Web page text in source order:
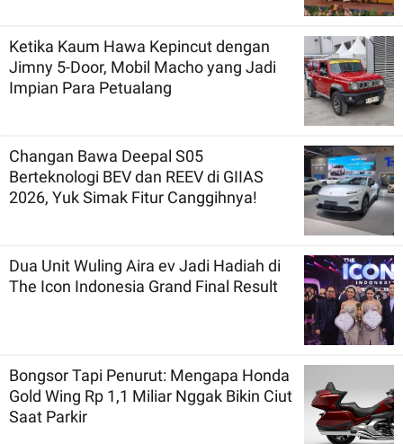
Ketika Kaum Hawa Kepincut dengan
Jimny 5-Door, Mobil Macho yang Jadi
Impian Para Petualang
Changan Bawa Deepal S05
Berteknologi BEV dan REEV di GIIAS
2026, Yuk Simak Fitur Canggihnya!
Dua Unit Wuling Aira ev Jadi Hadiah di
The Icon Indonesia Grand Final Result
Bongsor Tapi Penurut: Mengapa Honda
Gold Wing Rp 1,1 Miliar Nggak Bikin Ciut
Saat Parkir